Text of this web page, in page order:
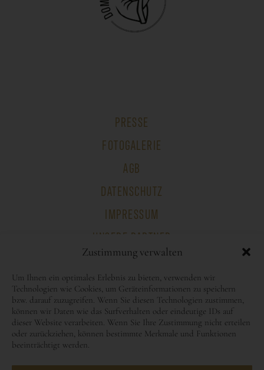
Zustimmung verwalten
Um Ihnen ein optimales Erlebnis zu bieten, verwenden wir
Technologien wie Cookies, um Geräteinformationen zu speichern
bzw. darauf zuzugreifen. Wenn Sie diesen Technologien zustimmen,
können wir Daten wie das Surfverhalten oder eindeutige IDs auf
dieser Website verarbeiten. Wenn Sie Ihre Zustimmung nicht erteilen
oder zurückziehen, können bestimmte Merkmale und Funktionen
beeinträchtigt werden.
PRESSE
FOTOGALERIE
AGB
DATENSCHUTZ
IMPRESSUM
UNSERE PARTNER
NACHHALTIGKEIT
A-8430 Leibnitz, Seggauberg